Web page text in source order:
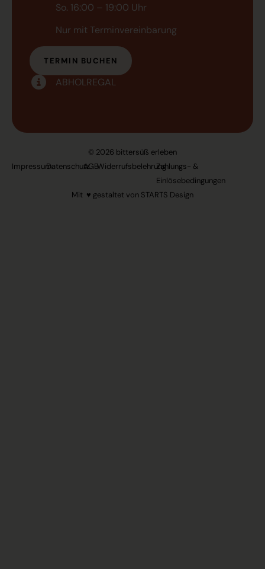
So. 16:00 – 19:00 Uhr
Nur mit Terminvereinbarung
TERMIN BUCHEN
ABHOLREGAL
© 2026 bittersüß erleben
ImpressumDatenschutzAGBWiderrufsbelehrungZahlungs- &
Einlösebedingungen
Mit ♥ gestaltet von STARTS Design